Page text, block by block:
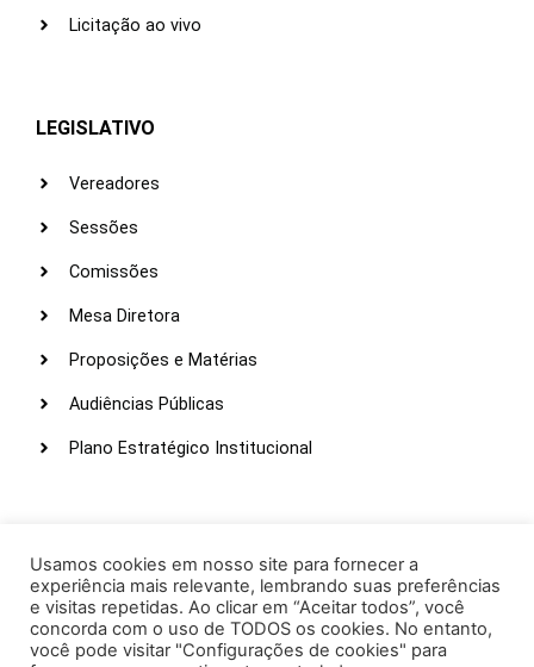
Licitação ao vivo
LEGISLATIVO
Vereadores
Sessões
Comissões
Mesa Diretora
Proposições e Matérias
Audiências Públicas
Plano Estratégico Institucional
Webmail
Intranet
Administração
Usamos cookies em nosso site para fornecer a
experiência mais relevante, lembrando suas preferências
e visitas repetidas. Ao clicar em “Aceitar todos”, você
concorda com o uso de TODOS os cookies. No entanto,
você pode visitar "Configurações de cookies" para